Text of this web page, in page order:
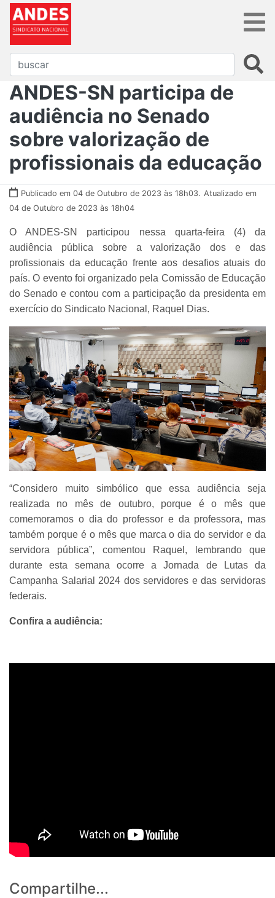
ANDES-SN participa de
audiência no Senado
sobre valorização de
profissionais da educação
Publicado em 04 de Outubro de 2023 às 18h03. Atualizado em
04 de Outubro de 2023 às 18h04
O ANDES-SN participou nessa quarta-feira (4) da
audiência pública sobre a valorização dos e das
profissionais da educação frente aos desafios atuais do
país. O evento foi organizado pela Comissão de Educação
do Senado e contou com a participação da presidenta em
exercício do Sindicato Nacional, Raquel Dias.
“Considero muito simbólico que essa audiência seja
realizada no mês de outubro, porque é o mês que
comemoramos o dia do professor e da professora, mas
também porque é o mês que marca o dia do servidor e da
servidora pública”, comentou Raquel, lembrando que
durante esta semana ocorre a Jornada de Lutas da
Campanha Salarial 2024 dos servidores e das servidoras
federais.
Confira a audiência:
Compartilhe...